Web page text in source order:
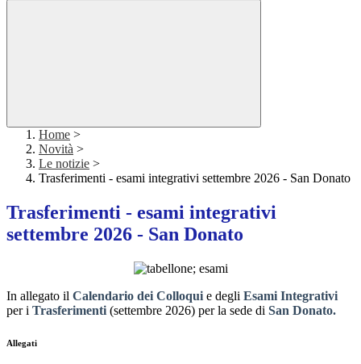
Home >
Novità >
Le notizie >
Trasferimenti - esami integrativi settembre 2026 - San Donato
Trasferimenti - esami integrativi
settembre 2026 - San Donato
In allegato il Calendario dei Colloqui e degli Esami Integrativi
per i Trasferimenti (settembre 2026) per la sede di San Donato.
Allegati